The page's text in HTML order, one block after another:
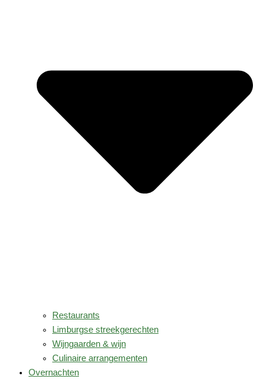
Restaurants
Limburgse streekgerechten
Wijngaarden & wijn
Culinaire arrangementen
Overnachten